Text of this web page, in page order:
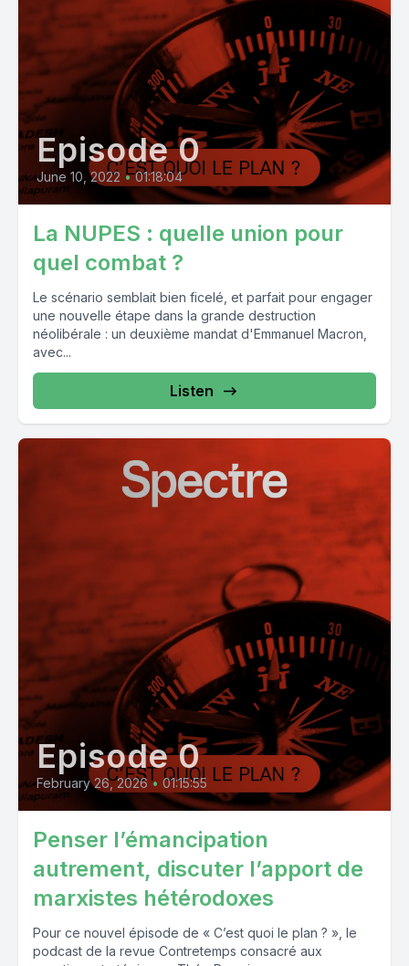
Episode 0
June 10, 2022 • 01:18:04
La NUPES : quelle union pour
quel combat ?
Le scénario semblait bien ficelé, et parfait pour engager
une nouvelle étape dans la grande destruction
néolibérale : un deuxième mandat d'Emmanuel Macron,
avec...
Listen
Episode 0
February 26, 2026 • 01:15:55
Penser l’émancipation
autrement, discuter l’apport de
marxistes hétérodoxes
Pour ce nouvel épisode de « C’est quoi le plan ? », le
podcast de la revue Contretemps consacré aux